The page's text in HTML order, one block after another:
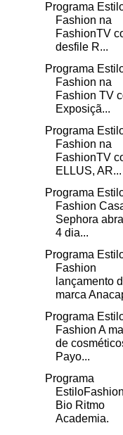
Programa
Fashion na
FashionTV
desfile R...
Programa
Fashion na
Fashion TV
Exposiçã...
Programa
Fashion na
FashionTV
ELLUS, AR...
Programa
Fashion
Sephora
4 dia...
Programa
Fashion
lançamento
marca
Programa
Fashion A
de
Payo...
Programa
Bio Ritmo
Academia.